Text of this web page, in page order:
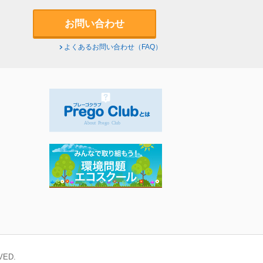
お問い合わせ
よくあるお問い合わせ（FAQ）